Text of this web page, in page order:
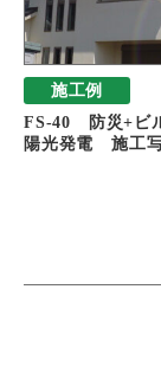
施工例
FS-40 防災+ビ
陽光発電 施工